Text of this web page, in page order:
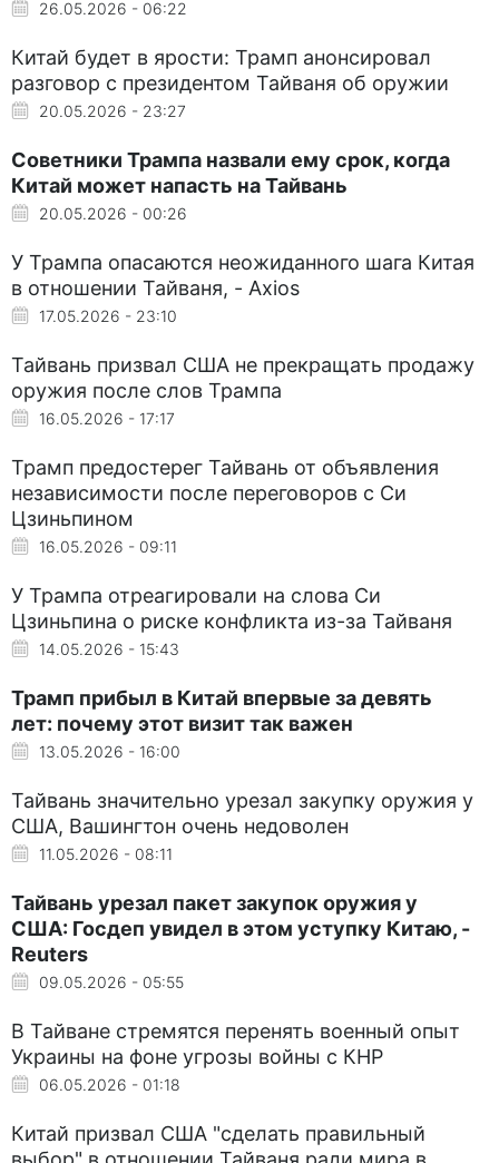
26.05.2026 - 06:22
Китай будет в ярости: Трамп анонсировал
разговор с президентом Тайваня об оружии
20.05.2026 - 23:27
Советники Трампа назвали ему срок, когда
Китай может напасть на Тайвань
20.05.2026 - 00:26
У Трампа опасаются неожиданного шага Китая
в отношении Тайваня, - Axios
17.05.2026 - 23:10
Тайвань призвал США не прекращать продажу
оружия после слов Трампа
16.05.2026 - 17:17
Трамп предостерег Тайвань от объявления
независимости после переговоров с Си
Цзиньпином
16.05.2026 - 09:11
У Трампа отреагировали на слова Си
Цзиньпина о риске конфликта из-за Тайваня
14.05.2026 - 15:43
Трамп прибыл в Китай впервые за девять
лет: почему этот визит так важен
13.05.2026 - 16:00
Тайвань значительно урезал закупку оружия у
США, Вашингтон очень недоволен
11.05.2026 - 08:11
Тайвань урезал пакет закупок оружия у
США: Госдеп увидел в этом уступку Китаю, -
Reuters
09.05.2026 - 05:55
В Тайване стремятся перенять военный опыт
Украины на фоне угрозы войны с КНР
06.05.2026 - 01:18
Китай призвал США "сделать правильный